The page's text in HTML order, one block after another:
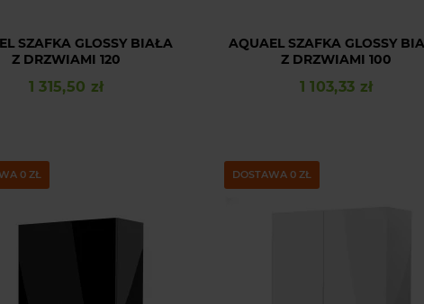
SZAFKA GLOSSY BIAŁA
Z DRZWIAMI 120
Cena
1 315,50 zł
AQUAEL SZAFKA GLOSSY
Z DRZWIAMI 100
Cena
1 103,33 zł
0 ZŁ DOSTAWA 0 ZŁ